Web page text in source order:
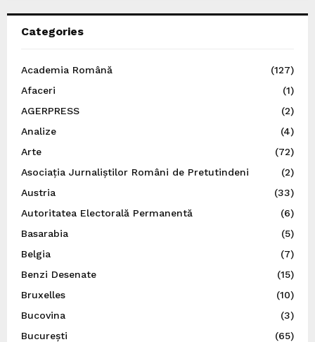
Categories
Academia Română
(127)
Afaceri
(1)
AGERPRESS
(2)
Analize
(4)
Arte
(72)
Asociația Jurnaliștilor Români de Pretutindeni
(2)
Austria
(33)
Autoritatea Electorală Permanentă
(6)
Basarabia
(5)
Belgia
(7)
Benzi Desenate
(15)
Bruxelles
(10)
Bucovina
(3)
București
(65)